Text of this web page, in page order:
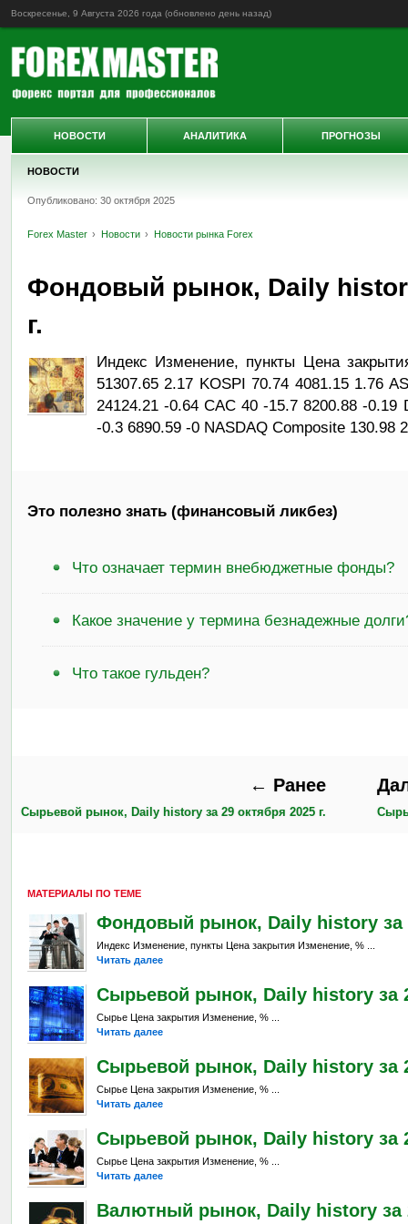
Воскресенье, 9 Августа 2026 года (обновлено день назад)
НОВОСТИ
Опубликовано: 30 октября 2025
Forex Master Новости Новости рынка Forex
Фондовый рынок, Daily
г.
Индекс Изменение, пункты Цена
51307.65 2.17 KOSPI 70.74 4081.15 1.76
24124.21 -0.64 CAC 40 -15.7 8200.88 -
-0.3 6890.59 -0 NASDAQ Composite 130.98
Это полезно знать (финансовый ликбез)
Что означает термин внебюджетные фонды?
Какое значение у термина безнадежные
Что такое гульден?
← Ранее
Сырьевой рынок, Daily history за 29 октября 2025 г.
МАТЕРИАЛЫ ПО ТЕМЕ
Фондовый рынок, Daily history за
Индекс Изменение, пункты Цена закрытия Изменение, % ...
Читать далее
Сырьевой рынок, Daily history за
Сырье Цена закрытия Изменение, % ...
Читать далее
Сырьевой рынок, Daily history за
Сырье Цена закрытия Изменение, % ...
Читать далее
Сырьевой рынок, Daily history за
Сырье Цена закрытия Изменение, % ...
Читать далее
Валютный рынок, Daily history за
НОВОСТИ АНАЛИТИКА ПРОГНОЗЫ